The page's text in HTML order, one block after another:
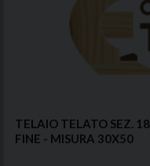
TELAIO TELATO SEZ.
FINE - MISURA 30X50